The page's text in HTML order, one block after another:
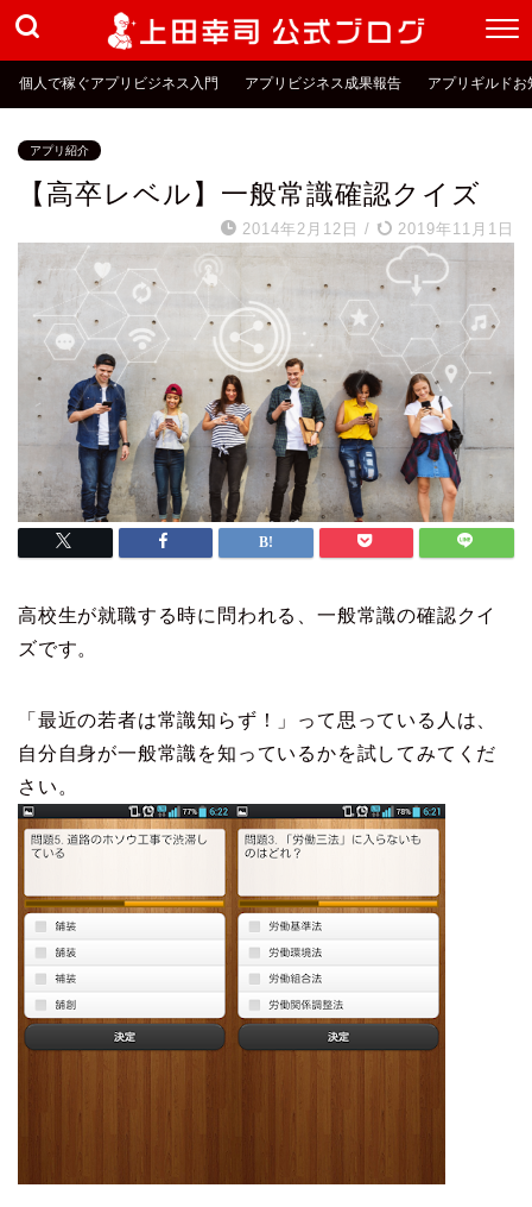
個人で稼ぐアプリビジネス入門 アプリビジネス成果報告 アプリギルドお
アプリ紹介
【高卒レベル】一般常識確認クイズ
2014年2月12日 / 2019年11月1日
高校生が就職する時に問われる、一般常識の確認クイ
ズです。
「最近の若者は常識知らず！」って思っている人は、
自分自身が一般常識を知っているかを試してみてくだ
さい。